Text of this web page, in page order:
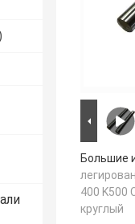
Большие
400 K500
круглый